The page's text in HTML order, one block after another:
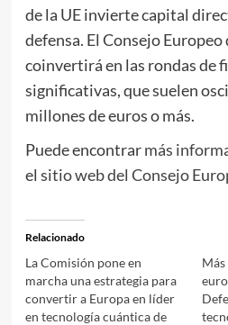
de la UE invierte capital
defensa. El Consejo
coinvertirá en las rondas de
significativas, que suelen
millones de euros o más.
Puede encontrarmás
el sitio web del Consejo
Relacionado
La Comisión pone en
marcha una estrategia para
convertir a Europa en líder
en tecnología cuántica de